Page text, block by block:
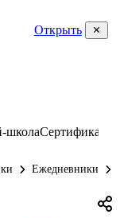
Открыть
школаСертификаты
Ежедневники